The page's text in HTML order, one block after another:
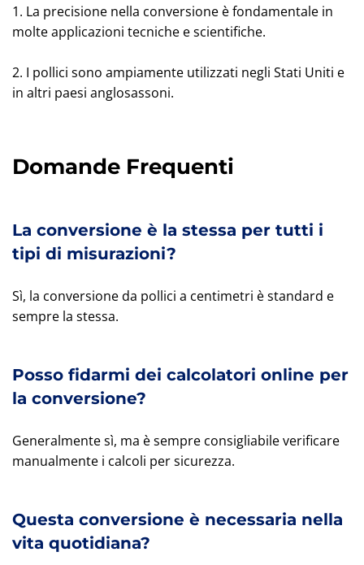
1. La precisione nella conversione è fondamentale in
molte applicazioni tecniche e scientifiche.
2. I pollici sono ampiamente utilizzati negli Stati Uniti e
in altri paesi anglosassoni.
Domande Frequenti
La conversione è la stessa per tutti i
tipi di misurazioni?
Sì, la conversione da pollici a centimetri è standard e
sempre la stessa.
Posso fidarmi dei calcolatori online per
la conversione?
Generalmente sì, ma è sempre consigliabile verificare
manualmente i calcoli per sicurezza.
Questa conversione è necessaria nella
vita quotidiana?